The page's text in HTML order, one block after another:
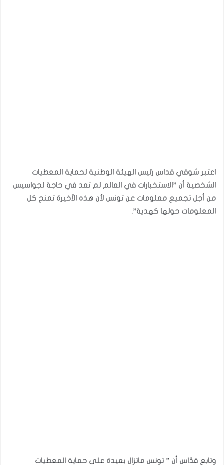
اعتبر شوقي قداس رئيس الهيئة الوطنية لحماية المعطيات
الشخصية أن ”الاستخبارات في العالم لم تعد في حاجة لجواسيس
من أجل تجميع معلومات عن تونس لأن هذه الأخيرة تمنح كل
المعلومات حولها كهدية”.
وتابع قدّاس أن ” تونس ماتزال بعيدة على حماية المعطيات